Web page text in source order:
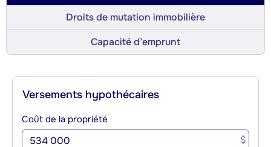
Droits de mutation immobilière
Capacité d’emprunt
Versements hypothécaires
Coût de la propriété
$